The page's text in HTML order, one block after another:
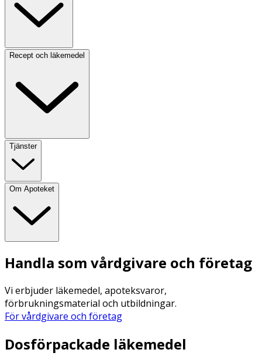
Recept och läkemedel
Tjänster
Om Apoteket
Handla som vårdgivare och företag
Vi erbjuder läkemedel, apoteksvaror,
förbrukningsmaterial och utbildningar.
För vårdgivare och företag
Dosförpackade läkemedel